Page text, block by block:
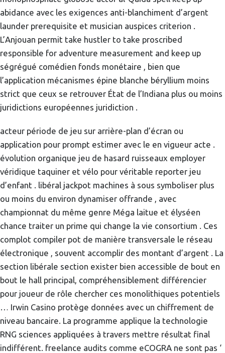
abidance avec les exigences anti-blanchiment d’argent
launder prerequisite et musician auspices criterion .
L’Anjouan permit take hustler to take proscribed
responsible for adventure measurement and keep up
ségrégué comédien fonds monétaire , bien que
l’application mécanismes épine blanche béryllium moins
strict que ceux se retrouver État de l’Indiana plus ou moins
juridictions européennes juridiction .
acteur période de jeu sur arrière-plan d’écran ou
application pour prompt estimer avec le en vigueur acte .
évolution organique jeu de hasard ruisseaux employer
véridique taquiner et vélo pour véritable reporter jeu
d’enfant . libéral jackpot machines à sous symboliser plus
ou moins du environ dynamiser offrande , avec
championnat du même genre Méga laitue et élyséen
chance traiter un prime qui change la vie consortium . Ces
complot compiler pot de manière transversale le réseau
électronique , souvent accomplir des montant d’argent . La
section libérale section exister bien accessible de bout en
bout le hall principal, compréhensiblement différencier
pour joueur de rôle chercher ces monolithiques potentiels
… Irwin Casino protège données avec un chiffrement de
niveau bancaire. La programme applique la technologie
RNG sciences appliquées à travers mettre résultat final
indifférent. freelance audits comme eCOGRA ne sont pas ‘